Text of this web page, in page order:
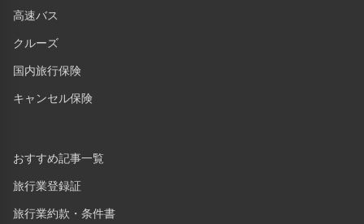
高速バス
クルーズ
国内旅行保険
キャンセル保険
おすすめ記事一覧
旅行業登録証
旅行業約款・条件書